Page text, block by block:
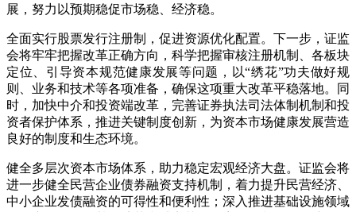
展，努力以预期稳促市场稳、经济稳。
全面实行股票发行注册制，促进资源优化配置。下一步，证监
会将牢牢把握改革正确方向，科学把握审核注册机制、各板块
定位、引导资本规范健康发展等问题，以“绣花”功夫做好规
则、业务和技术等各项准备，确保这项重大改革平稳落地。同
时，加快中介和投资端改革，完善证券执法司法体制机制和投
资者保护体系，推进关键制度创新，为资本市场健康发展营造
良好的制度和生态环境。
健全多层次资本市场体系，助力稳定宏观经济大盘。证监会将
进一步健全民营企业债券融资支持机制，着力提升民营经济、
中小企业发债融资的可得性和便利性；深入推进基础设施领域